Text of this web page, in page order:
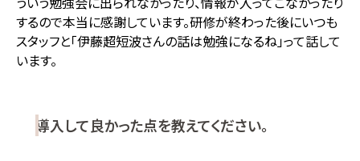
するので本当に感謝しています。研修が終わった後にいつも
スタッフと「伊藤超短波さんの話は勉強になるね」って話して
います。
導入して良かった点を教えてください。